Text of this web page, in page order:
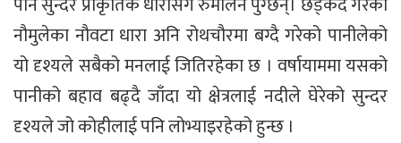
नौमुलेका नौवटा धारा अनि रोथचौरमा बग्दै गरेको पानीलेको
यो दृश्यले सबैको मनलाई जितिरहेका छ । वर्षायाममा यसको
पानीको बहाव बढ्दै जाँदा यो क्षेत्रलाई नदीले घेरेको सुन्दर
दृश्यले जो कोहीलाई पनि लोभ्याइरहेको हुन्छ ।